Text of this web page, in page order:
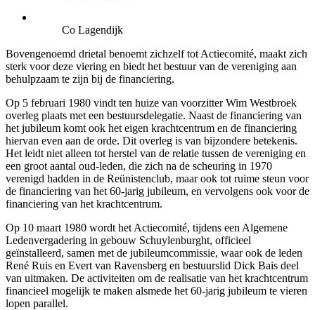
Co Lagendijk
Bovengenoemd drietal benoemt zichzelf tot Actiecomité, maakt zich
sterk voor deze viering en biedt het bestuur van de vereniging aan
behulpzaam te zijn bij de financiering.
Op 5 februari 1980 vindt ten huize van voorzitter Wim Westbroek
overleg plaats met een bestuursdelegatie. Naast de financiering van
het jubileum komt ook het eigen krachtcentrum en de financiering
hiervan even aan de orde. Dit overleg is van bijzondere betekenis.
Het leidt niet alleen tot herstel van de relatie tussen de vereniging en
een groot aantal oud-leden, die zich na de scheuring in 1970
verenigd hadden in de Reünistenclub, maar ook tot ruime steun voor
de financiering van het 60-jarig jubileum, en vervolgens ook voor de
financiering van het krachtcentrum.
Op 10 maart 1980 wordt het Actiecomité, tijdens een Algemene
Ledenvergadering in gebouw Schuylenburght, officieel
geïnstalleerd, samen met de jubileumcommissie, waar ook de leden
René Ruis en Evert van Ravensberg en bestuurslid Dick Bais deel
van uitmaken. De activiteiten om de realisatie van het krachtcentrum
financieel mogelijk te maken alsmede het 60-jarig jubileum te vieren
lopen parallel.